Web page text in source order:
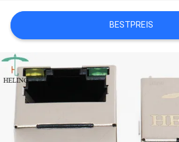
EIN
ZITAT
SITEMAP
PRIVACY
POLICY
BESTPREIS